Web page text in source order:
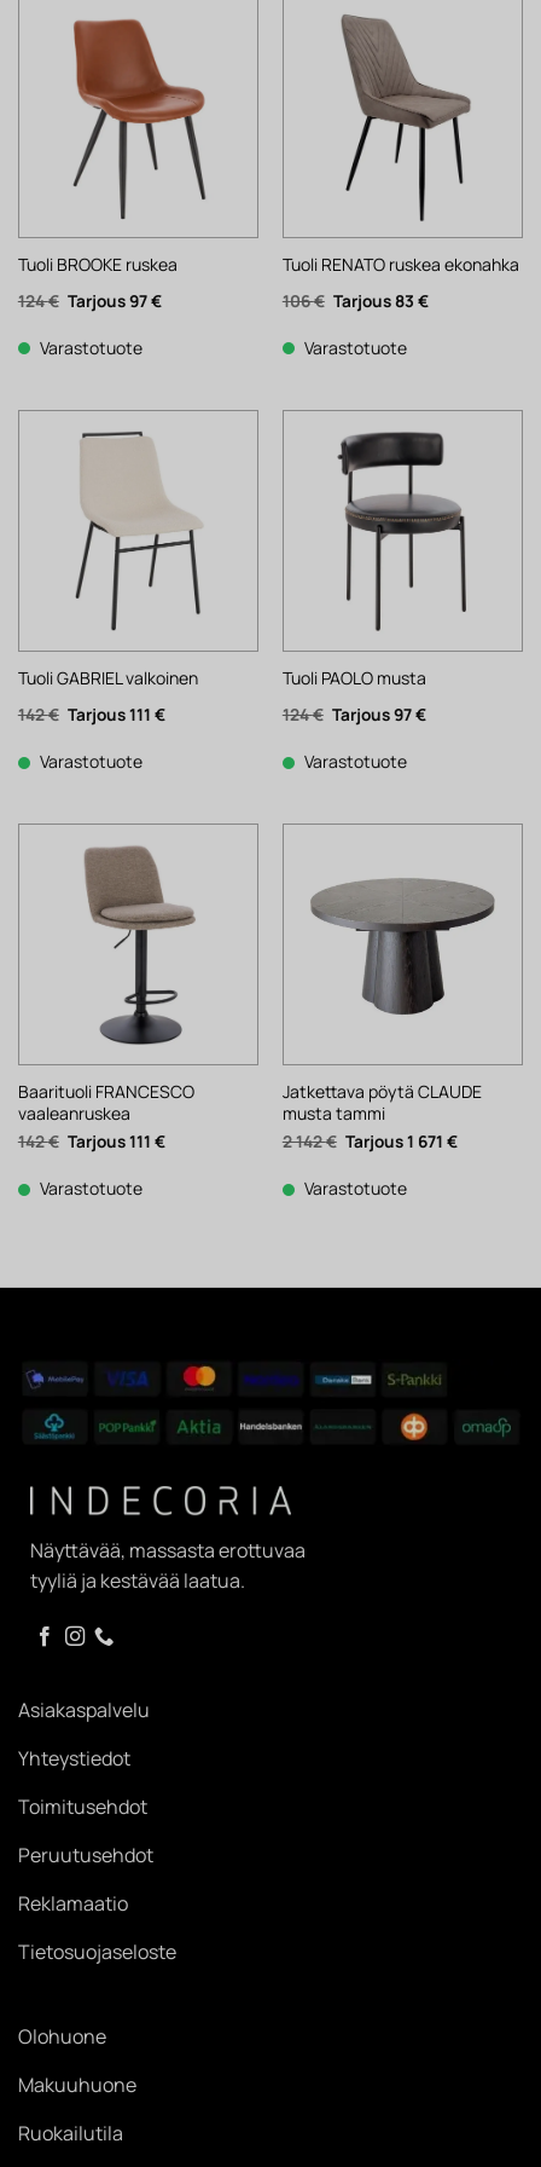
Tuoli BROOKE ruskea
124€ Alkuperäinen
hinta
124 €.
97€Nykyinen
Varastotuote
Tuoli RENATO ruskea ekonahka
106€ Alkuperäinen
hinta
106 €.
83 €Nykyinen
Varastotuote
Tuoli GABRIEL valkoinen
142€ Alkuperäinen
hinta
142 €.
111 €Nykyinen
Varastotuote
Tuoli PAOLO musta
124€ Alkuperäinen
hinta
124 €.
97€Nykyinen
Varastotuote
Baarituoli FRANCESCO
vaaleanruskea
142€ Alkuperäinen
hinta
142 €.
111 €Nykyinen
Varastotuote
Jatkettava pöytä CLAUDE
musta tammi
2 142€ Alkuperäinen
hinta
2
142 €.
1 671 €Nykyinen
Varastotuote
Näyttävää, massasta erottuvaa
tyyliä ja kestävää laatua.
Asiakaspalvelu
Yhteystiedot
Toimitusehdot
Peruutusehdot
Reklamaatio
Tietosuojaseloste
Olohuone
Makuuhuone
Ruokailutila